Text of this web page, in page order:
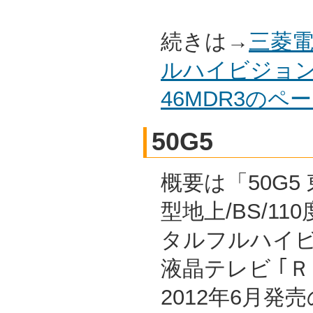
続きは→ 三菱
ルハイビジョ
46MDR3のペ
50G5
概要は「50G5
型地上/BS/110
タルフルハイ
液晶テレビ ｢
2012年6月発